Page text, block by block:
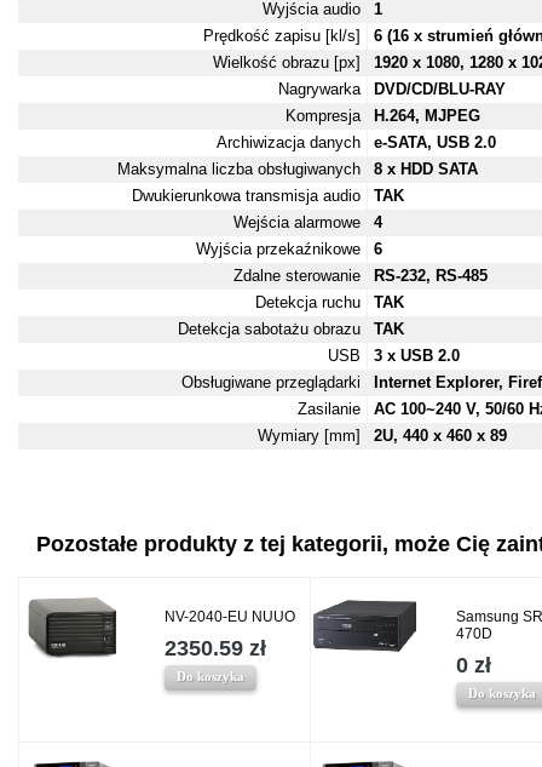
Wyjścia audio
1
Prędkość zapisu [kl/s]
6 (16 x strumień
Wielkość obrazu [px]
1920 x 1080, 1280 x
Nagrywarka
DVD/CD/BLU-RAY
Kompresja
H.264, MJPEG
Archiwizacja danych
e-SATA, USB 2.0
Maksymalna liczba obsługiwanych
8 x HDD SATA
Dwukierunkowa transmisja audio
TAK
Wejścia alarmowe
4
Wyjścia przekaźnikowe
6
Zdalne sterowanie
RS-232, RS-485
Detekcja ruchu
TAK
Detekcja sabotażu obrazu
TAK
USB
3 x USB 2.0
Obsługiwane przeglądarki
Internet Explorer,
Zasilanie
AC 100~240 V, 50/60
Wymiary [mm]
2U, 440 x 460 x 89
Pozostałe produkty z tej kategorii, może Cię
NV-2040-EU NUUO
2350.59 zł
Do koszyka
Samsung
470D
0 zł
Do koszyka